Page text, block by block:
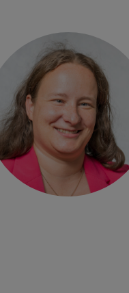
PFARRER
Alois
Dürlinger